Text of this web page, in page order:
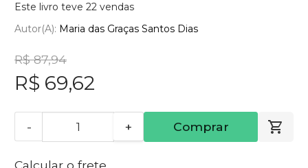
Este livro teve 22 vendas
Autor(a): Maria das Graças Santos Dias
R$ 87,94
R$ 69,62
- + Comprar
Calcular o frete